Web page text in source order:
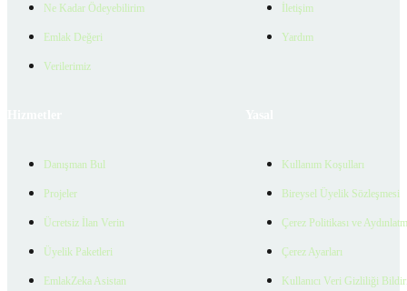
Ne Kadar Ödeyebilirim
Emlak Değeri
Verilerimiz
İletişim
Yardım
Danışman Bul
Projeler
Ücretsiz İlan Verin
Üyelik Paketleri
EmlakZeka Asistan
Kullanım Koşulları
Bireysel Üyelik Sözleşmesi
Çerez Politikası ve
Çerez Ayarları
Kullanıcı Veri Gizliliği